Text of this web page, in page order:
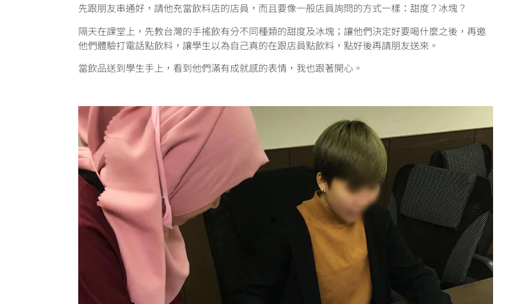
先跟朋友串通好，請他充當飲料店的店員，而且要像一般店員詢問的方式一樣：甜度？冰塊？
隔天在課堂上，先教台灣的手搖飲有分不同種類的甜度及冰塊；讓他們決定好要喝什麼之後，再邀
他們體驗打電話點飲料，讓學生以為自己真的在跟店員點飲料，點好後再請朋友送來。
當飲品送到學生手上，看到他們滿有成就感的表情，我也跟著開心。